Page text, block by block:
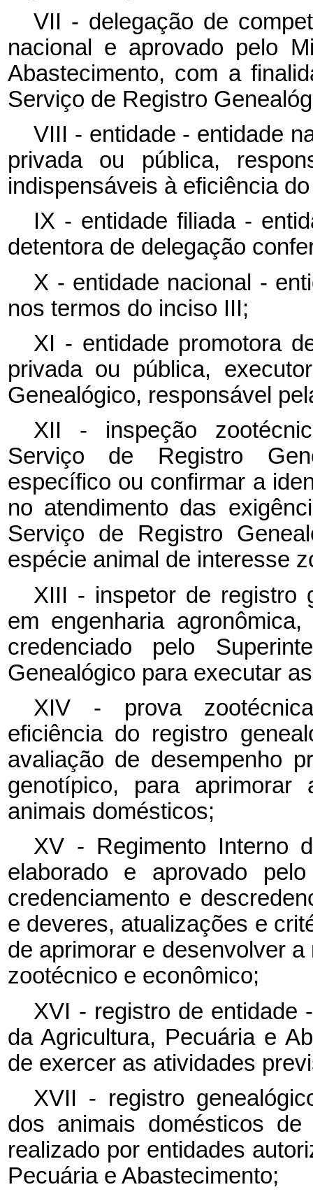
VII - delegação de
nacional e aprovado pelo
Abastecimento, com a
Serviço de Registro
VIII - entidade - entidade
privada ou pública,
indispensáveis à eficiência
IX - entidade filiada -
detentora de delegação
X - entidade nacional -
nos termos do inciso III;
XI - entidade promotora
privada ou pública,
Genealógico, responsável
XII - inspeção
Serviço de Registro
específico ou confirmar a
no atendimento das
Serviço de Registro
espécie animal de interesse
XIII - inspetor de registro
em engenharia
credenciado pelo
Genealógico para executar
XIV - prova
eficiência do registro
avaliação de desempenho
genotípico, para
animais domésticos;
XV - Regimento Interno
elaborado e aprovado
credenciamento e
e deveres, atualizações e
de aprimorar e desenvolver
zootécnico e econômico;
XVI - registro de entidade
da Agricultura, Pecuária e
de exercer as atividades
XVII - registro
dos animais domésticos
realizado por entidades
Pecuária e Abastecimento;